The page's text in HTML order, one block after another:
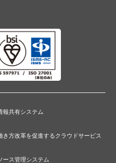
報共有システム
方改革を促進するクラウドサービス
ース管理システム